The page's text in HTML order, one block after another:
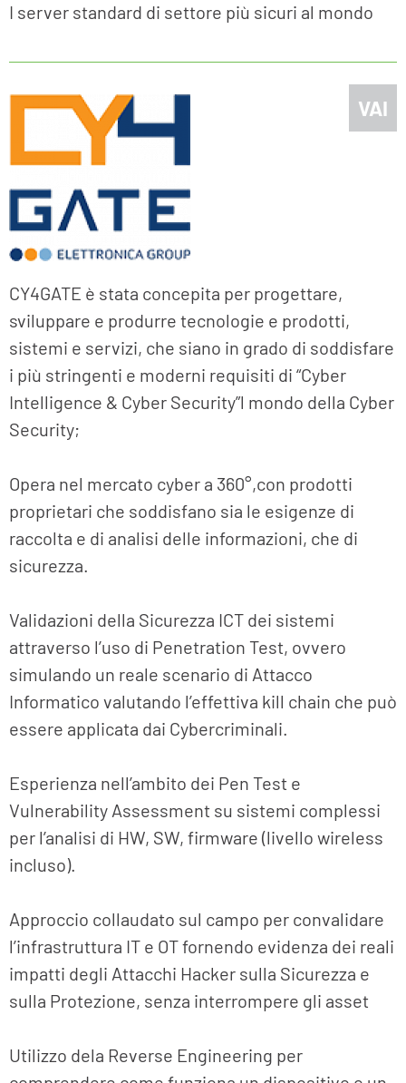
I server standard di settore più sicuri al mondo
CY4GATE è stata concepita per progettare,
sviluppare e produrre tecnologie e prodotti,
sistemi e servizi, che siano in grado di soddisfare
i più stringenti e moderni requisiti di “Cyber
Intelligence & Cyber Security”l mondo della Cyber
Security;
Opera nel mercato cyber a 360°,con prodotti
proprietari che soddisfano sia le esigenze di
raccolta e di analisi delle informazioni, che di
sicurezza.
Validazioni della Sicurezza ICT dei sistemi
attraverso l’uso di Penetration Test, ovvero
simulando un reale scenario di Attacco
Informatico valutando l’effettiva kill chain che può
essere applicata dai Cybercriminali.
Esperienza nell’ambito dei Pen Test e
Vulnerability Assessment su sistemi complessi
per l’analisi di HW, SW, firmware (livello wireless
incluso).
Approccio collaudato sul campo per convalidare
l’infrastruttura IT e OT fornendo evidenza dei reali
impatti degli Attacchi Hacker sulla Sicurezza e
sulla Protezione, senza interrompere gli asset
Utilizzo dela Reverse Engineering per
VAI